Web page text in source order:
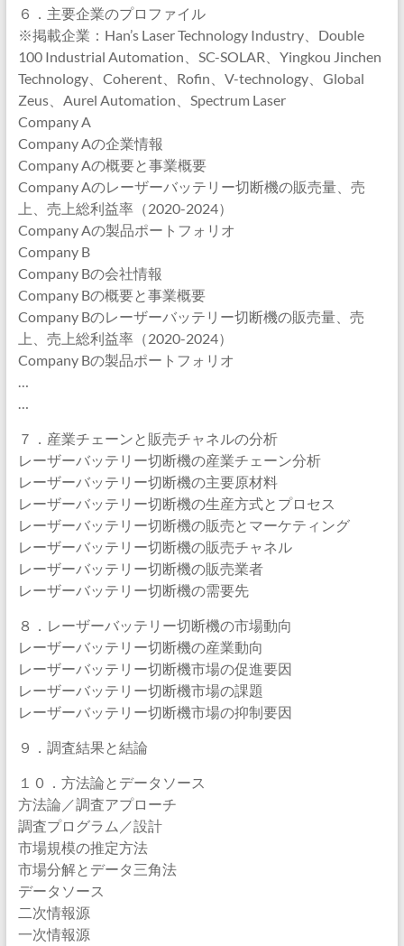
６．主要企業のプロファイル
※掲載企業：Han’s Laser Technology Industry、Double
100 Industrial Automation、SC-SOLAR、Yingkou Jinchen
Technology、Coherent、Rofin、V-technology、Global
Zeus、Aurel Automation、Spectrum Laser
Company A
Company Aの企業情報
Company Aの概要と事業概要
Company Aのレーザーバッテリー切断機の販売量、売
上、売上総利益率（2020-2024）
Company Aの製品ポートフォリオ
Company B
Company Bの会社情報
Company Bの概要と事業概要
Company Bのレーザーバッテリー切断機の販売量、売
上、売上総利益率（2020-2024）
Company Bの製品ポートフォリオ
…
…
７．産業チェーンと販売チャネルの分析
レーザーバッテリー切断機の産業チェーン分析
レーザーバッテリー切断機の主要原材料
レーザーバッテリー切断機の生産方式とプロセス
レーザーバッテリー切断機の販売とマーケティング
レーザーバッテリー切断機の販売チャネル
レーザーバッテリー切断機の販売業者
レーザーバッテリー切断機の需要先
８．レーザーバッテリー切断機の市場動向
レーザーバッテリー切断機の産業動向
レーザーバッテリー切断機市場の促進要因
レーザーバッテリー切断機市場の課題
レーザーバッテリー切断機市場の抑制要因
９．調査結果と結論
１０．方法論とデータソース
方法論／調査アプローチ
調査プログラム／設計
市場規模の推定方法
市場分解とデータ三角法
データソース
二次情報源
一次情報源